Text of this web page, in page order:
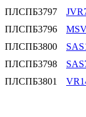
ПЛСПБ3797
ПЛСПБ3796
ПЛСПБ3800
ПЛСПБ3798
ПЛСПБ3801